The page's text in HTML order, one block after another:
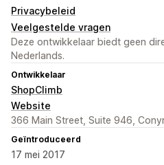
Privacybeleid
Veelgestelde vragen
Deze ontwikkelaar biedt geen
Nederlands.
Ontwikkelaar
ShopClimb
Website
366 Main Street, Suite 946,
Geïntroduceerd
17 mei 2017